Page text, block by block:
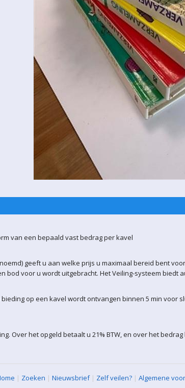
van een bepaald vast bedrag per kavel
geeft u aan welke prijs u maximaal bereid bent
bod voor u wordt uitgebracht. Het Veiling-systeem biedt
op een kavel wordt ontvangen binnen 5 min voor
Over het opgeld betaalt u 21% BTW, en over het bedrag
| Zoeken | Nieuwsbrief| Zelf veilen? | Algemene